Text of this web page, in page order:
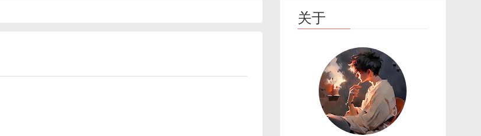
关于